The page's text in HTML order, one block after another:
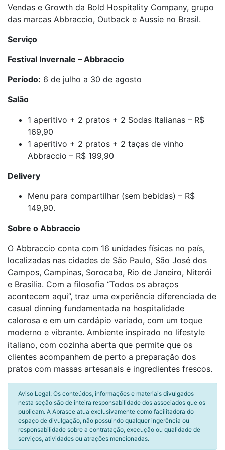
Vendas e Growth da Bold Hospitality Company, grupo
das marcas Abbraccio, Outback e Aussie no Brasil.
Serviço
Festival Invernale – Abbraccio
Período: 6 de julho a 30 de agosto
Salão
1 aperitivo + 2 pratos + 2 Sodas Italianas – R$
169,90
1 aperitivo + 2 pratos + 2 taças de vinho
Abbraccio – R$ 199,90
Delivery
Menu para compartilhar (sem bebidas) – R$
149,90.
Sobre o Abbraccio
O Abbraccio conta com 16 unidades físicas no país,
localizadas nas cidades de São Paulo, São José dos
Campos, Campinas, Sorocaba, Rio de Janeiro, Niterói
e Brasília. Com a filosofia “Todos os abraços
acontecem aqui”, traz uma experiência diferenciada de
casual dinning fundamentada na hospitalidade
calorosa e em um cardápio variado, com um toque
moderno e vibrante. Ambiente inspirado no lifestyle
italiano, com cozinha aberta que permite que os
clientes acompanhem de perto a preparação dos
pratos com massas artesanais e ingredientes frescos.
Aviso Legal: Os conteúdos, informações e materiais divulgados
nesta seção são de inteira responsabilidade dos associados que os
publicam. A Abrasce atua exclusivamente como facilitadora do
espaço de divulgação, não possuindo qualquer ingerência ou
responsabilidade sobre a contratação, execução ou qualidade de
serviços, atividades ou atrações mencionadas.